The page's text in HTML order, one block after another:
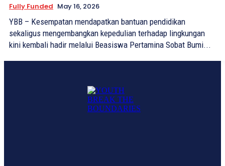
Fully Funded May 16, 2026
YBB – Kesempatan mendapatkan bantuan pendidikan
sekaligus mengembangkan kepedulian terhadap lingkungan
kini kembali hadir melalui Beasiswa Pertamina Sobat Bumi...